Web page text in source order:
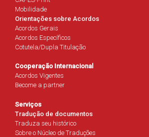
Mobilidade
Orientações sobre Acordos
Acordos Gerais
Acordos Específicos
Cotutela/Dupla Titulação
Cooperação Internacional
Acordos Vigentes
Become a partner
Serviços
Tradução de documentos
Traduza seu histórico
Sobre o Núcleo de Traduções